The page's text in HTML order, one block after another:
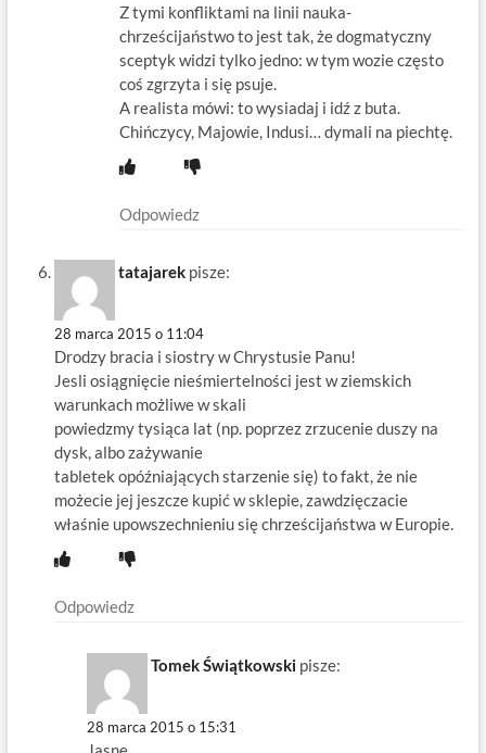
Z tymi konfliktami na linii nauka-
chrześcijaństwo to jest tak, że dogmatyczny
sceptyk widzi tylko jedno: w tym wozie często
coś zgrzyta i się psuje.
A realista mówi: to wysiadaj i idź z buta.
Chińczycy, Majowie, Indusi… dymali na piechtę.
Odpowiedz
tatajarek pisze:
28 marca 2015 o 11:04
Drodzy bracia i siostry w Chrystusie Panu!
Jesli osiągnięcie nieśmiertelności jest w ziemskich
warunkach możliwe w skali
powiedzmy tysiąca lat (np. poprzez zrzucenie duszy na
dysk, albo zażywanie
tabletek opóźniających starzenie się) to fakt, że nie
możecie jej jeszcze kupić w sklepie, zawdzięczacie
właśnie upowszechnieniu się chrześcijaństwa w Europie.
Odpowiedz
Tomek Świątkowski pisze:
28 marca 2015 o 15:31